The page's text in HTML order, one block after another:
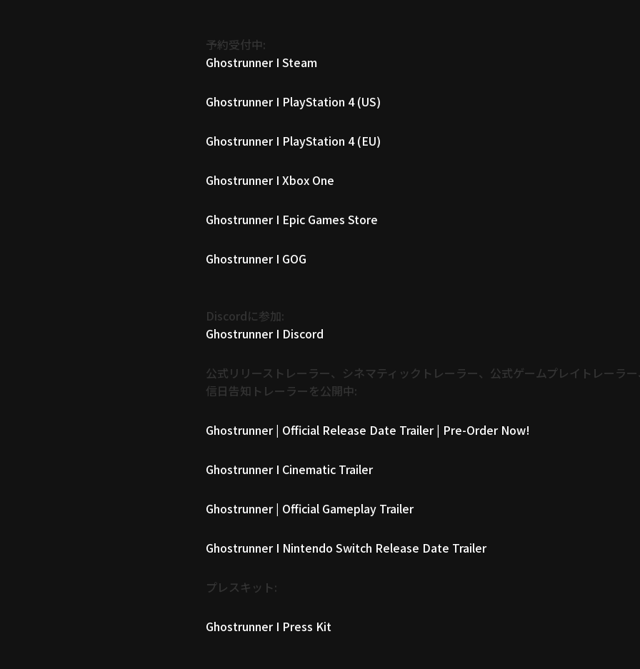
予約受付中:
Ghostrunner I Steam
Ghostrunner I PlayStation 4 (US)
Ghostrunner I PlayStation 4 (EU)
Ghostrunner I Xbox One
Ghostrunner I Epic Games Store
Ghostrunner I GOG
Discordに参加:
Ghostrunner I Discord
公式リリーストレーラー、シネマティックトレーラー、公式ゲームプレイトレーラ
信日告知トレーラーを公開中:
Ghostrunner | Official Release Date Trailer | Pre-Order Now!
Ghostrunner I Cinematic Trailer
Ghostrunner | Official Gameplay Trailer
Ghostrunner I Nintendo Switch Release Date Trailer
プレスキット:
Ghostrunner I Press Kit